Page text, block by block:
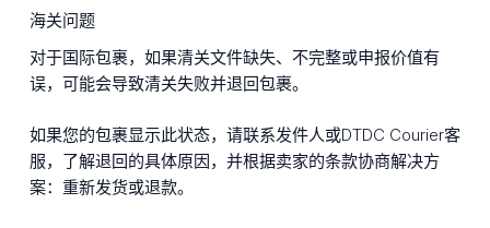
海关问题
对于国际包裹，如果清关文件缺失、不完整或申报价值有
误，可能会导致清关失败并退回包裹。
如果您的包裹显示此状态，请联系发件人或DTDC Courier客
服，了解退回的具体原因，并根据卖家的条款协商解决方
案：重新发货或退款。